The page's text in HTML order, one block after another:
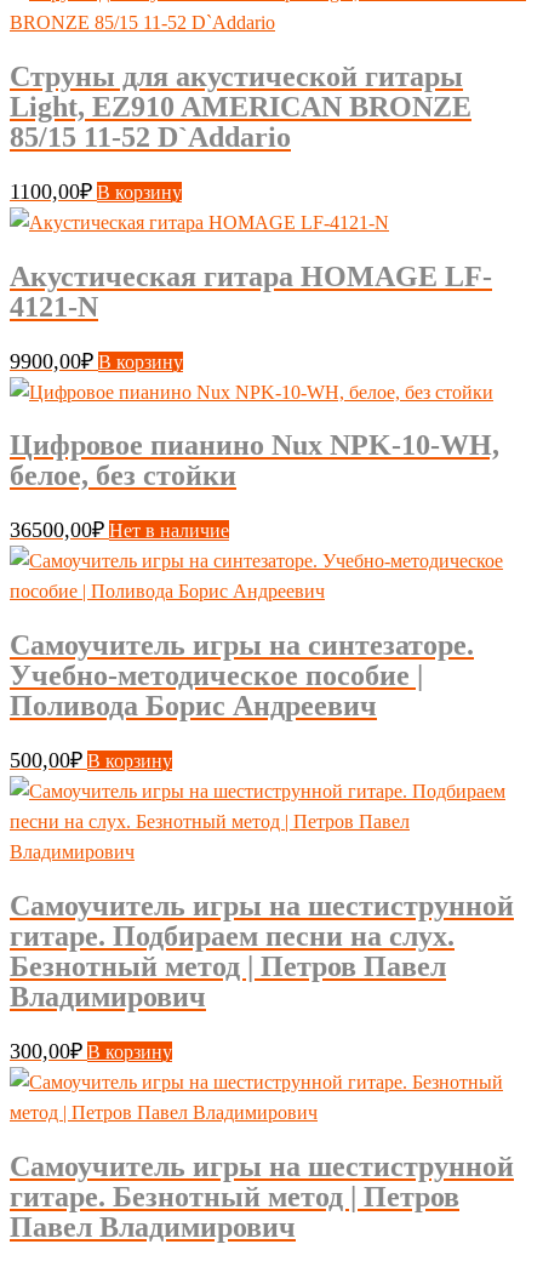
Струны для акустической гитары
Light, EZ910 AMERICAN BRONZE
85/15 11-52 D`Addario
1100,00₽ В корзину
Акустическая гитара HOMAGE LF-
4121-N
9900,00₽ В корзину
Цифровое пианино Nux NPK-10-WH,
белое, без стойки
36500,00₽ Нет в наличие
Самоучитель игры на синтезаторе.
Учебно-методическое пособие |
Поливода Борис Андреевич
500,00₽ В корзину
Самоучитель игры на шестиструнной
гитаре. Подбираем песни на слух.
Безнотный метод | Петров Павел
Владимирович
300,00₽ В корзину
Самоучитель игры на шестиструнной
гитаре. Безнотный метод | Петров
Павел Владимирович